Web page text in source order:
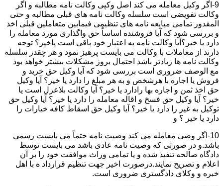
9-اگر وکیل معامله می کند اصل وکپی وکالت نامه مطالبه و اگر
وکالت تفویضی است سلسله وکالت نامه های قبلی مطالبه و حتی
المقدور تمامی مبایعه نامه های تنظیمی فیمابین متعاملین قبلی اخذ
و بررسی شود که آیا فروشنده اساساً حق واگذاری مورد معامله را
دارد یا خیر؟آیا وکالت نامه به اعتبار خود باقی است یاخیر؟ توجه
دارند از معاملات با وکالت می بایست پرهیز نمود و هر چقدر سلسله
وکالت نامه ها زیادتر باشد احتمال بروز مشکلات بیشتر خواهد بود
مع الوصف ضروری است بررسی شود که آیا وکیل حق خرید و
فروش یا اجاره با هرشخص و به هر مبلغ را دارد یا خیر؟ آیا وکیل
حق اخذ ثمن و اجاره بها رادارد یا خیر؟ آیا وکالت بلاعزل است یا
خیر؟ آیا وکیل حق فسخ و اقاله معامله را دارد یا خیر؟ آیا وکیل حق
توکیل به غیر را دارد یا خیر؟ آیا وکیل حق اسقاط کافه خیارات را
دارد یا خیر ؟ و
10-اگر وصی معامله می کند وصیت نامه حتماً می بایست رسمی
باشد.و در صورتی که وصیت نامه عادی باشد می بایست توسط
دادگاه صالحه تنفیذ شده و یا تمامی وراث موافقت خود را بر آن
اعلام و تصریح نمایند.درصورت اخیر جهت تنظیم قرارداد ه با اهل
خبره و وکلای دادگستری ضروری است.